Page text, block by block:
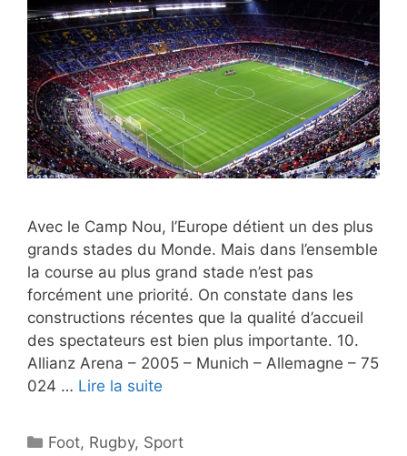
Avec le Camp Nou, l’Europe détient un des plus
grands stades du Monde. Mais dans l’ensemble
la course au plus grand stade n’est pas
forcément une priorité. On constate dans les
constructions récentes que la qualité d’accueil
des spectateurs est bien plus importante. 10.
Allianz Arena – 2005 – Munich – Allemagne – 75
024 … Lire la suite
Catégories
Foot, Rugby, Sport